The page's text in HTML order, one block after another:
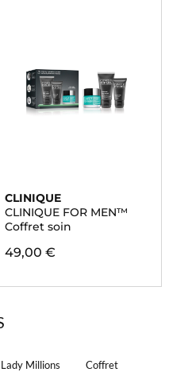
CLINIQUE
CLINIQUE FOR MEN™
Coffret soin
49,00 €
Lady Millions
Coffret